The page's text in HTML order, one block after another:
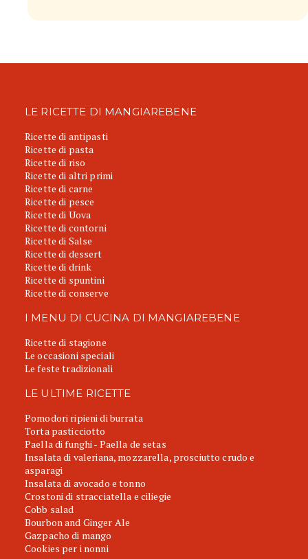
LE RICETTE DI MANGIAREBENE
Ricette di antipasti
Ricette di pasta
Ricette di riso
Ricette di altri primi
Ricette di carne
Ricette di pesce
Ricette di Uova
Ricette di contorni
Ricette di Salse
Ricette di dessert
Ricette di drink
Ricette di spuntini
Ricette di conserve
I MENU DI CUCINA DI MANGIAREBENE
Ricette di stagione
Le occasioni speciali
Le feste tradizionali
LE ULTIME RICETTE
Pomodori ripieni di burrata
Torta pasticciotto
Paella di funghi - Paella de setas
Insalata di valeriana, mozzarella, prosciutto crudo e
asparagi
Insalata di avocado e tonno
Crostoni di stracciatella e ciliegie
Cobb salad
Bourbon and Ginger Ale
Gazpacho di mango
Cookies per i nonni